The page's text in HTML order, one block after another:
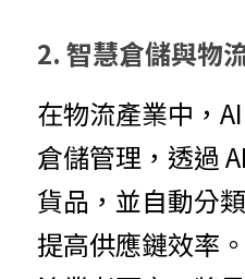
2. 智慧倉儲與物
在物流產業中，
倉儲管理，透過
貨品，並自動分
提高供應鏈效率